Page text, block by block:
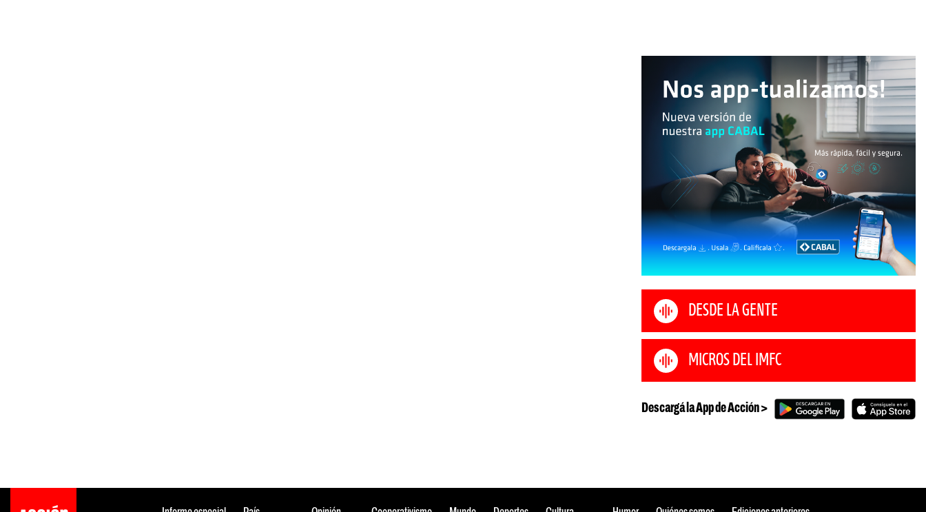
DESDE LA GENTE
MICROS DEL IMFC
Descargá la App de Acción >